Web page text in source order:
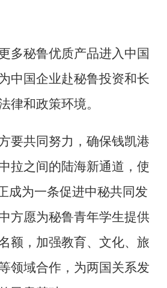
多秘鲁优质产品进入中国
中国企业赴秘鲁投资和长
律和政策环境。
要共同努力，确保钱凯港
拉之间的陆海新通道，使
成为一条促进中秘共同发
方愿为秘鲁青年学生提供
额，加强教育、文化、旅
领域合作，为两国关系发